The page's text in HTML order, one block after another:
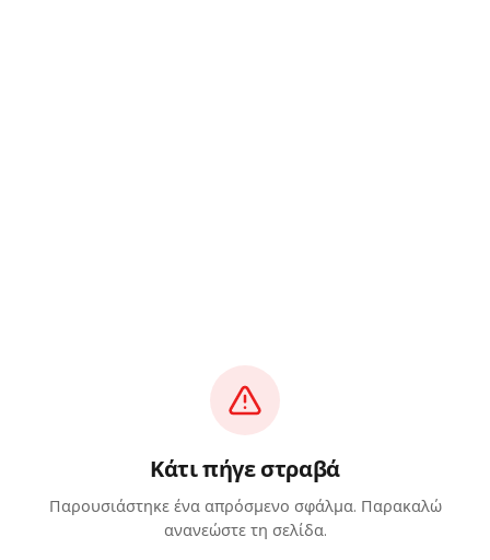
Κάτι πήγε στραβά
Παρουσιάστηκε ένα απρόσμενο σφάλμα. Παρακαλώ
ανανεώστε τη σελίδα.